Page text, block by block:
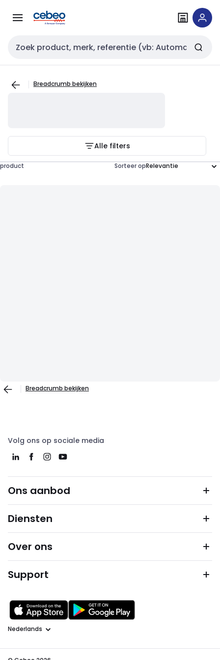
naar
naar
Zoekveld invoer
Breadcrumb bekijken
Alle filters
product Sorteer op
Breadcrumb bekijken
Volg ons op sociale media
Ons aanbod
Diensten
Over ons
Support
Taal